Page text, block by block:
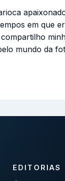
em que
mundo da
EDITORIAS